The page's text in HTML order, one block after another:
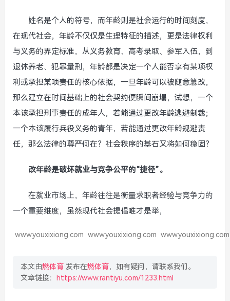
姓名是个人的符号，而年龄则是社会运行的时间刻度，
在现代社会，年龄不仅仅是生理特征的描述，更是法律权利
与义务的界定标准，从义务教育、高考录取、参军入伍，到
退休养老、犯罪量刑，年龄都是决定一个人能否享有某项权
利或承担某项责任的核心依据，一旦年龄可以被随意篡改，
那么建立在时间基础上的社会契约便瞬间崩塌，试想，一个
本该承担刑事责任的成年人，若能通过更改年龄逃避制裁；
一个本该履行兵役义务的青年，若能通过更改年龄规避责
任，那么法律的尊严何在？社会秩序的基石又将如何稳固？
改年龄是破坏就业与竞争公平的“捷径”。
在就业市场上，年龄往往是衡量求职者经验与竞争力的
一个重要维度，虽然现代社会提倡唯才是举，
www.youxixiong.com www.youxixiong.com www.youxixiong.com
本文由燃体育 发布在燃体育，如有疑问，请联系我们。
文章链接：
https://www.rantiyu.com/1233.html